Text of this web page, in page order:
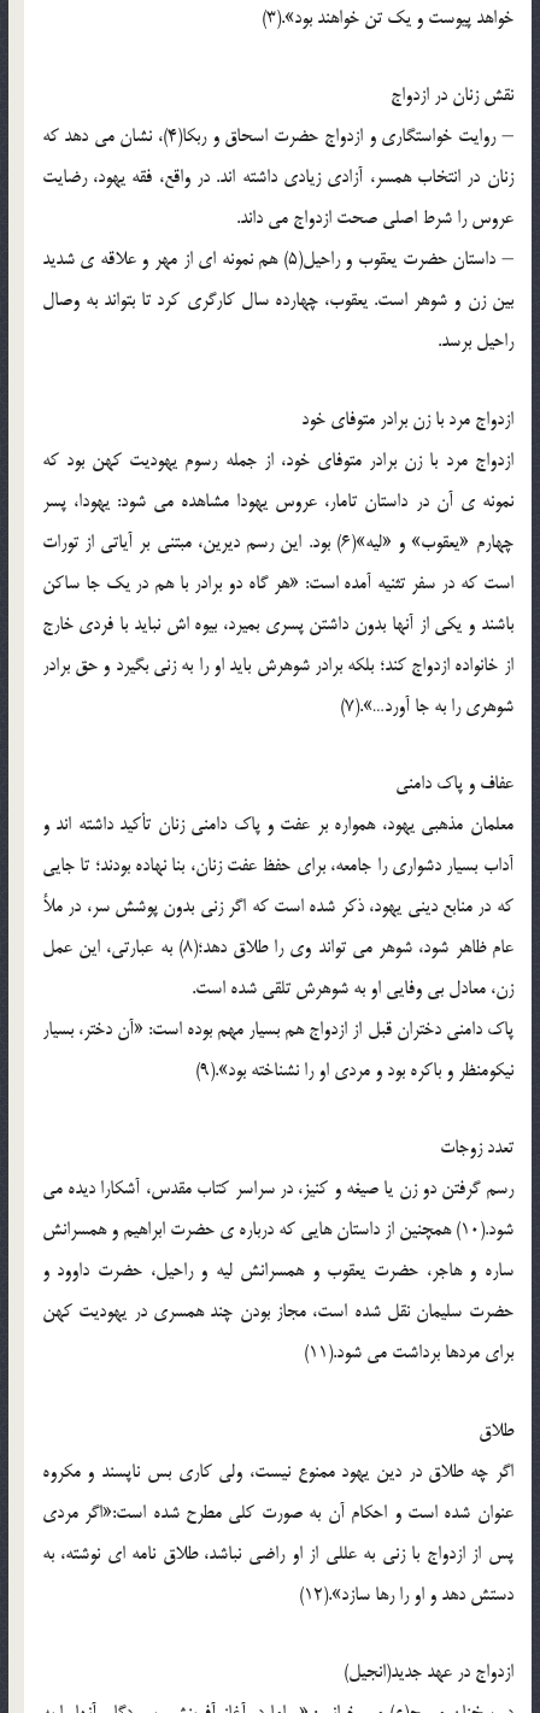
خواهد پيوست و يک تن خواهند بود».(3)
نقش زنان در ازدواج
– روايت خواستگاري و ازدواج حضرت اسحاق و ربکا(4)، نشان مي دهد که
زنان در انتخاب همسر، آزادي زيادي داشته اند. در واقع، فقه يهود، رضايت
عروس را شرط اصلي صحت ازدواج مي داند.
– داستان حضرت يعقوب و راحيل(5) هم نمونه اي از مهر و علاقه ي شديد
بين زن و شوهر است. يعقوب، چهارده سال کارگري کرد تا بتواند به وصال
راحيل برسد.
ازدواج مرد با زن برادر متوفاي خود
ازدواج مرد با زن برادر متوفاي خود، از جمله رسوم يهوديت کهن بود که
نمونه ي آن در داستان تامار، عروس يهودا مشاهده مي شود: يهودا، پسر
چهارم «يعقوب» و «ليه»(6) بود. اين رسم ديرين، مبتني بر آياتي از تورات
است که در سفر تثنيه آمده است: «هر گاه دو برادر با هم در يک جا ساکن
باشند و يکي از آنها بدون داشتن پسري بميرد، بيوه اش نبايد با فردي خارج
از خانواده ازدواج کند؛ بلکه برادر شوهرش بايد او را به زني بگيرد و حق برادر
شوهري را به جا آورد…».(7)
عفاف و پاک دامني
معلمان مذهبي يهود، همواره بر عفت و پاک دامني زنان تأکيد داشته اند و
آداب بسيار دشواري را جامعه، براي حفظ عفت زنان، بنا نهاده بودند؛ تا جايي
که در منابع ديني يهود، ذکر شده است که اگر زني بدون پوشش سر، در ملأ
عام ظاهر شود، شوهر مي تواند وي را طلاق دهد؛(8) به عبارتي، اين عمل
زن، معادل بي وفايي او به شوهرش تلقي شده است.
پاک دامني دختران قبل از ازدواج هم بسيار مهم بوده است: «آن دختر، بسيار
نيکومنظر و باکره بود و مردي او را نشناخته بود».(9)
تعدد زوجات
رسم گرفتن دو زن يا صيغه و کنيز، در سراسر کتاب مقدس، آشکارا ديده مي
شود.(10) همچنين از داستان هايي که درباره ي حضرت ابراهيم و همسرانش
ساره و هاجر، حضرت يعقوب و همسرانش ليه و راحيل، حضرت داوود و
حضرت سليمان نقل شده است، مجاز بودن چند همسري در يهوديت کهن
براي مردها برداشت مي شود.(11)
طلاق
اگر چه طلاق در دين يهود ممنوع نيست، ولي کاري بس ناپسند و مکروه
عنوان شده است و احکام آن به صورت کلي مطرح شده است:«اگر مردي
پس از ازدواج با زني به عللي از او راضي نباشد، طلاق نامه اي نوشته، به
دستش دهد و او را رها سازد».(12)
ازدواج در عهد جديد(انجيل)